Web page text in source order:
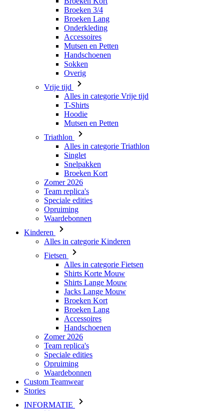
Mutsen en Petten
Handschoenen
Sokken
Overig
Vrije tijd
Alles in categorie Vrije tijd
T-Shirts
Hoodie
Mutsen en Petten
Triathlon
Alles in categorie Triathlon
Singlet
Snelpakken
Broeken Kort
Zomer 2026
Team replica's
Speciale edities
Opruiming
Waardebonnen
Kinderen
Alles in categorie Kinderen
Fietsen
Alles in categorie Fietsen
Shirts Lange Mouw
Jacks Lange Mouw
Broeken Kort
Broeken Lang
Accessoires
Handschoenen
Zomer 2026
Team replica's
Speciale edities
Opruiming
Waardebonnen
Custom Teamwear
Stories
INFORMATIE
Vacatures
Algemene verkoopsvoorwaarden
Privacybeleid
Cookiebeleid